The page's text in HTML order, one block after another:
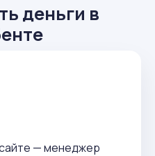
деньги в
— менеджер